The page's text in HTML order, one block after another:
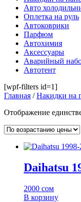
Авто
Оплетка на руль
Автоковрики
Парфюм
Автохимия
Аксессуары
Аварийный
Автотент
[wpf-filters id=1]
Главная /Накидки на
Отображение
Daihatsu
2000 сом
В корзину